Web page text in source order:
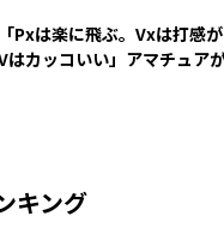
「Pxは楽に飛ぶ。Vxは打感
はカッコいい」アマチュア
キング